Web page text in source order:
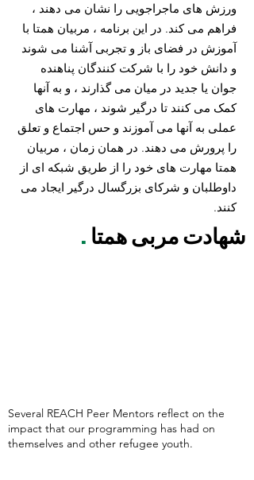
ورزش های ماجراجویی را نشان می دهند ،
فراهم می کند. در این برنامه ، مربیان همتا با
آموزش در فضای باز و تجربی آشنا می شوند
و دانش خود را با شرکت کنندگان پناهنده
جوان یا جدید در میان می گذارند ، و به آنها
کمک می کنند تا درگیر شوند ، مهارت های
عملی به آنها می آموزند و حس اجتماع و تعلق
را پرورش می دهند. در همان زمان ، مربیان
همتا مهارت های خود را از طریق شبکه ای از
داوطلبان و شرکای بزرگسال درگیر ایجاد می
کنند.
شهادت مربی همتا .
Several REACH Peer Mentors reflect on the
impact that our programming has had on
themselves and other refugee youth.